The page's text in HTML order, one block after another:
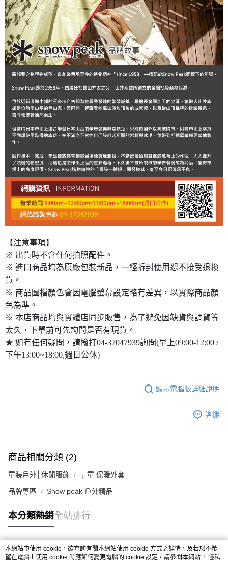
【注意事項】
※ 出貨時不含任何拍照配件。
※ 進口商品均為原廠包裝新品，一經拆封使用恕不接受退換
貨。
※ 商品圖檔顏色會因電腦螢幕設定略有差異，以實際商品顏
色為準。
※ 本店商品均與實體店同步販售，為了避免因缺貨與調貨等
太久，下單前可先詢問是否有現貨。
★ 如有任何疑問，請撥打04-37047939詢問(早上09:00-12:00 /
下午13:00~18:00,週日公休)
顯示電腦版詳細說明
客服
商品相關分類 (2)
童裝戶外│休閒服飾 ┌ 童 保暖外套
品牌專區 Snow peak 戶外精品
本分類熱銷全站排行
熱門標籤
本網站中使用 cookie，欲查詢有關本網站使用 cookie 方式之詳情，及若您不希
望在電腦上使用 cookie 時應如何變更電腦的 cookie 設定，請參閱本網站「 隱私